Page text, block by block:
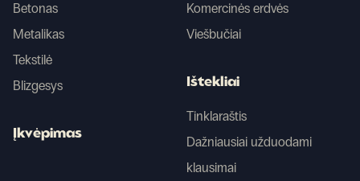
Betonas
Metalikas
Tekstilė
Blizgesys
Įkvėpimas
Komercinės erdvės
Viešbučiai
Ištekliai
Tinklaraštis
Dažniausiai užduodami
klausimai